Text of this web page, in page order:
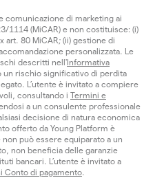
comunicazione di marketing ai
1114 (MiCAR) e non costituisce: (i)
art. 80 MiCAR; (ii) gestione di
personalizzata. Le
descritti nell'Informativa
un rischio significativo di perdita
L’utente è invitato a compiere
consultando i Termini e
a un consulente professionale
decisione di natura economica
offerto da Young Platform è
può essere equiparato a un
non beneficia delle garanzie
bancari. L’utente è invitato a
Conto di pagamento